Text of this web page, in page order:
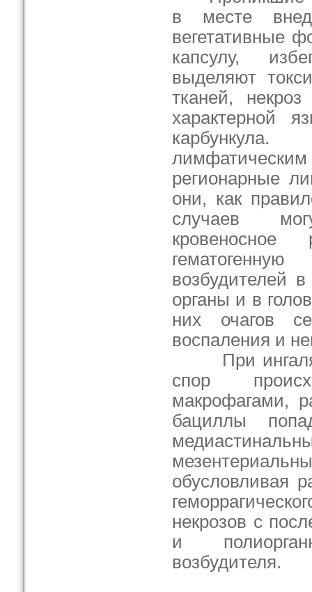
в месте
вегетативные
капсулу,
выделяют
тканей,
характерной
регионарные
они, как
случаев
кровеносное
возбудителей
органы и в
них очагов
воспаления и
При
спор
макрофагами,
бациллы
обусловливая
некрозов с
и
возбудителя.